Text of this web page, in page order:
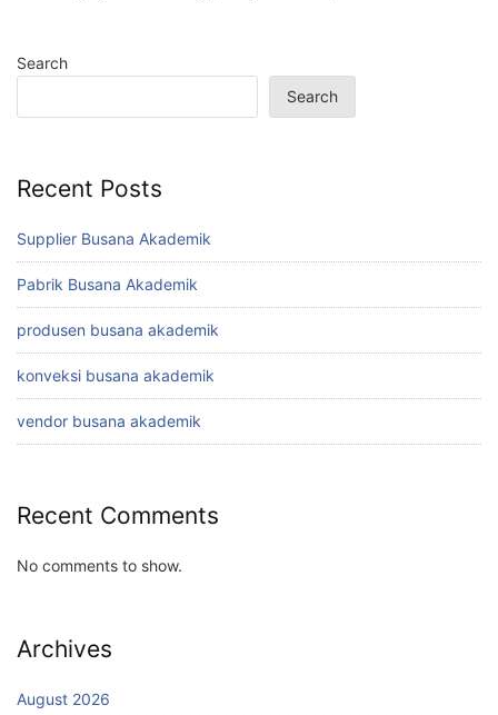
Search
Search
Recent Posts
Supplier Busana Akademik
Pabrik Busana Akademik
produsen busana akademik
konveksi busana akademik
vendor busana akademik
Recent Comments
No comments to show.
Archives
August 2026